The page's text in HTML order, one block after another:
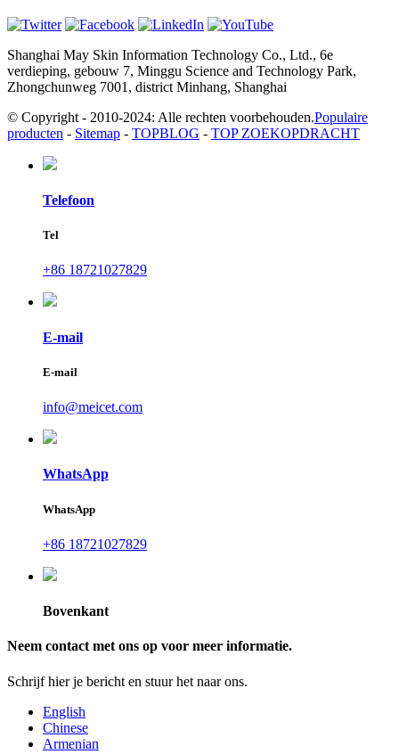
Shanghai May Skin Information Technology Co., Ltd., 6e
verdieping, gebouw 7, Minggu Science and Technology Park,
Zhongchunweg 7001, district Minhang, Shanghai
© Copyright - 2010-2024: Alle rechten voorbehouden.Populaire
producten - Sitemap - TOPBLOG - TOP ZOEKOPDRACHT
Telefoon
Tel
+86 18721027829
E-mail
E-mail
info@meicet.com
WhatsApp
WhatsApp
+86 18721027829
Bovenkant
Neem contact met ons op voor meer informatie.
Schrijf hier je bericht en stuur het naar ons.
English
Chinese
Armenian